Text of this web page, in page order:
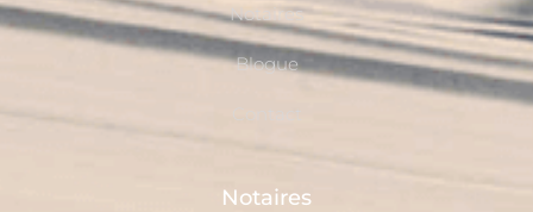
Notaires
Blogue
Notaires